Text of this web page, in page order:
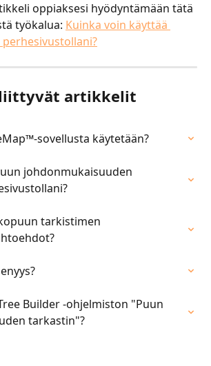
oppiaksesi hyödyntämään tätä
työkalua: Kuinka voin käyttää
liittyvät artikkelit
sovellusta käytetään?
johdonmukaisuuden
tarkistimen
Builder -ohjelmiston "Puun
tarkastin"?